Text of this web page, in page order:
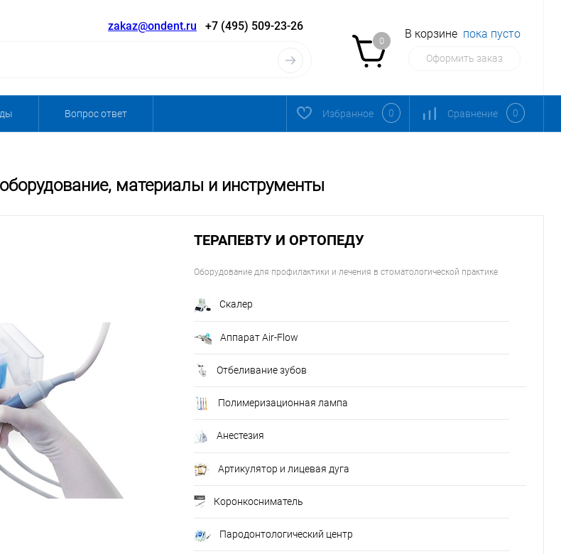
zakaz@ondent.ru +7 (495) 509-23-26
0
В корзине пока пусто
Оформить заказ
Вопрос ответ Избранное 0 Сравнение 0
материалы и инструменты
ТЕРАПЕВТУ И ОРТОПЕДУ
Оборудование для профилактики и лечения в стоматологической практике
Скалер
Аппарат Air-Flow
Отбеливание зубов
Полимеризационная лампа
Анестезия
Артикулятор и лицевая дуга
Коронкосниматель
Пародонтологический центр